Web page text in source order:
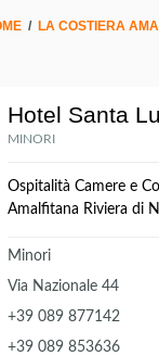
/ LA COSTIERA
Hotel Santa
MINORI
Ospitalità Camere e
Amalfitana Riviera di
Minori
Via Nazionale 44
+39 089 877142
+39 089 853636